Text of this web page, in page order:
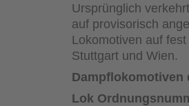
Ursprünglich
auf provisorisch
Lokomotiven auf
Stuttgart und Wien.
Dampflokomotiven
Lok